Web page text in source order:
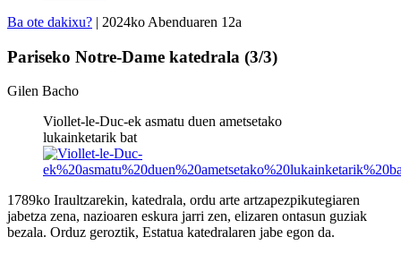
Ba ote dakixu? | 2024ko Abenduaren 12a
Pariseko Notre-Dame katedrala (3/3)
Gilen Bacho
Viollet-le-Duc-ek asmatu duen ametsetako
lukainketarik bat
1789ko Iraultzarekin, katedrala, ordu arte artzapezpikutegiaren
jabetza zena, nazioaren eskura jarri zen, elizaren ontasun guziak
bezala. Orduz geroztik, Estatua katedralaren jabe egon da.